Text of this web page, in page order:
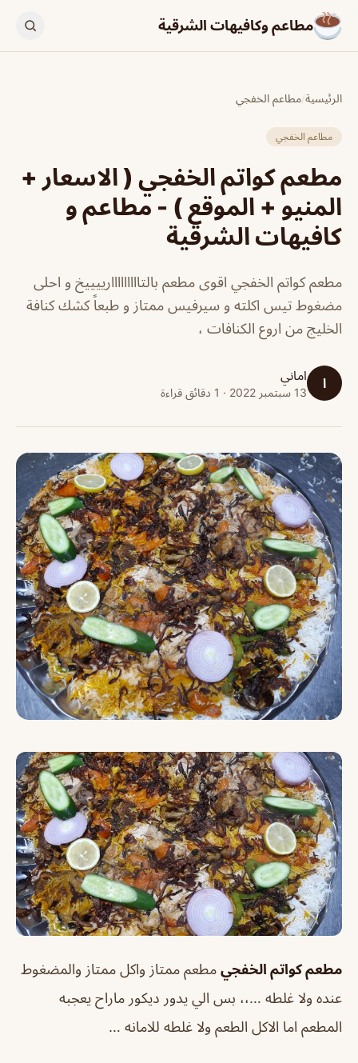
مطاعم وكافيهات الشرقية
الرئيسية/مطاعم الخفجي
مطاعم الخفجي
مطعم كواتم الخفجي ( الاسعار +
المنيو + الموقع ) - مطاعم و
كافيهات الشرقية
مطعم كواتم الخفجي اقوى مطعم بالتااااااااارييييخ و احلى
مضغوط تيس اكلته و سيرفيس ممتاز و طبعاً كشك كنافة
الخليج من اروع الكنافات ،
ا اماني
13 سبتمبر 2022 · 1 دقائق قراءة
مطعم كواتم الخفجي مطعم ممتاز واكل ممتاز والمضغوط
عنده ولا غلطه …،، بس الي يدور ديكور ماراح يعجبه
المطعم اما الاكل الطعم ولا غلطه للامانه …